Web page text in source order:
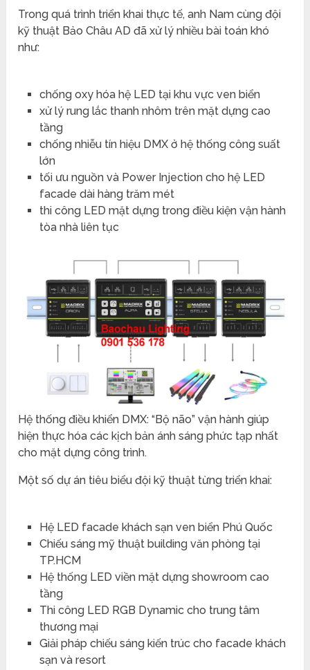
Trong quá trình triển khai thực tế, anh Nam cùng đội
kỹ thuật Bảo Châu AD đã xử lý nhiều bài toán khó
như:
chống oxy hóa hệ LED tại khu vực ven biển
xử lý rung lắc thanh nhôm trên mặt dựng cao
tầng
chống nhiễu tín hiệu DMX ở hệ thống công suất
lớn
tối ưu nguồn và Power Injection cho hệ LED
facade dài hàng trăm mét
thi công LED mặt dựng trong điều kiện vận hành
tòa nhà liên tục
Hệ thống điều khiển DMX: “Bộ não” vận hành giúp
hiện thực hóa các kịch bản ánh sáng phức tạp nhất
cho mặt dựng công trình.
Một số dự án tiêu biểu đội kỹ thuật từng triển khai:
Hệ LED facade khách sạn ven biển Phú Quốc
Chiếu sáng mỹ thuật building văn phòng tại
TP.HCM
Hệ thống LED viền mặt dựng showroom cao
tầng
Thi công LED RGB Dynamic cho trung tâm
thương mại
Giải pháp chiếu sáng kiến trúc cho facade khách
sạn và resort